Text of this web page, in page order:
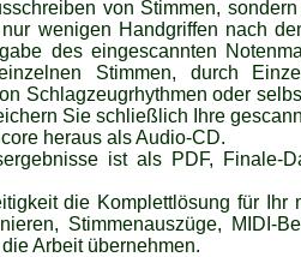
von Stimmen,
wenigen Handgriffen nach
des eingescannten
Stimmen, durch
Schlagzeugrhythmen oder
Sie schließlich Ihre
heraus als Audio-CD.
ist als PDF, Finale-
die Komplettlösung für Ihr
Stimmenauszüge, MIDI-
Arbeit übernehmen.